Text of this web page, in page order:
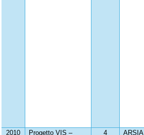
2010
Progetto VIS –
4 ARSIA